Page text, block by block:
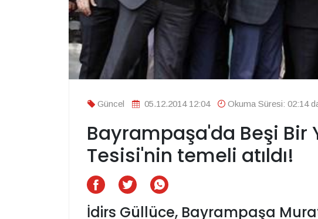
Güncel 05.12.2014 12:04 Okuma Süresi: 02:14
Bayrampaşa'da Beşi Bir
Tesisi'nin temeli atıldı!
İdirs Güllüce, Bayrampaşa